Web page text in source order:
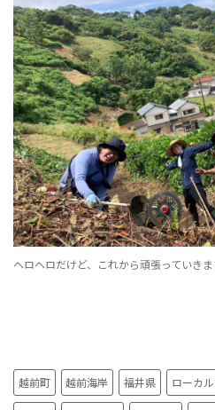
ヘロヘロだけど、これから頑張っていきま
越前町 越前海岸 福井県 ローカ